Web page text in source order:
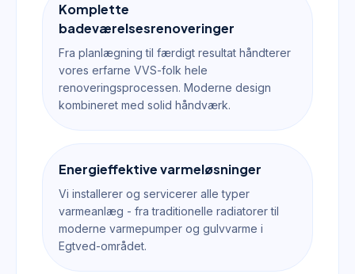
Komplette
badeværelsesrenoveringer
Fra planlægning til færdigt resultat håndterer
vores erfarne VVS-folk hele
renoveringsprocessen. Moderne design
kombineret med solid håndværk.
Energieffektive varmeløsninger
Vi installerer og servicerer alle typer
varmeanlæg - fra traditionelle radiatorer til
moderne varmepumper og gulvvarme i
Egtved-området.